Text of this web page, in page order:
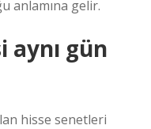
anlamına gelir.
aynı gün
hisse senetleri